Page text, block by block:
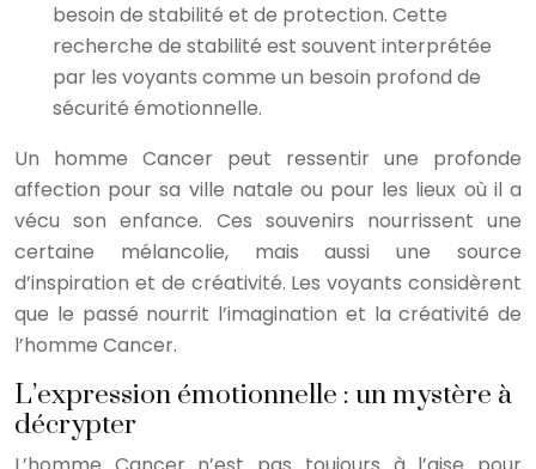
besoin de stabilité et de protection. Cette
recherche de stabilité est souvent interprétée
par les voyants comme un besoin profond de
sécurité émotionnelle.
Un homme Cancer peut ressentir une profonde
affection pour sa ville natale ou pour les lieux où il a
vécu son enfance. Ces souvenirs nourrissent une
certaine mélancolie, mais aussi une source
d’inspiration et de créativité. Les voyants considèrent
que le passé nourrit l’imagination et la créativité de
l’homme Cancer.
L’expression émotionnelle : un mystère à
décrypter